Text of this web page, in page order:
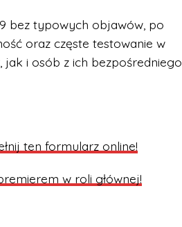
bez typowych objawów, po
oraz częste testowanie w
jak i osób z ich bezpośredniego
ten formularz online!
w roli głównej!